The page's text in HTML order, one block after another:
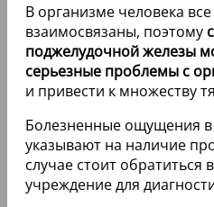
В организме человека
взаимосвязаны, поэтому
поджелудочной железы
серьезные проблемы с
и привести к множеству
Болезненные ощущения
указывают на наличие
случае стоит обратиться
учреждение для